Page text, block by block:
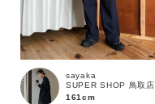
sayaka
SUPER SHOP 鳥取店
161cm